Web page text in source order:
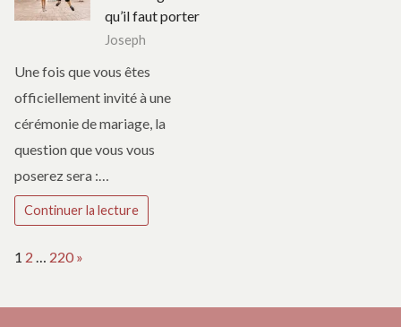
qu’il faut porter
Joseph
Une fois que vous êtes
officiellement invité à une
cérémonie de mariage, la
question que vous vous
poserez sera :…
Continuer la lecture
Page:
1 2 220 Next
»